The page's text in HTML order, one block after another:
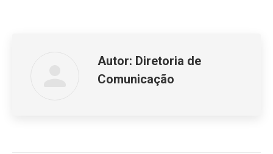
Autor: Diretoria de
Comunicação